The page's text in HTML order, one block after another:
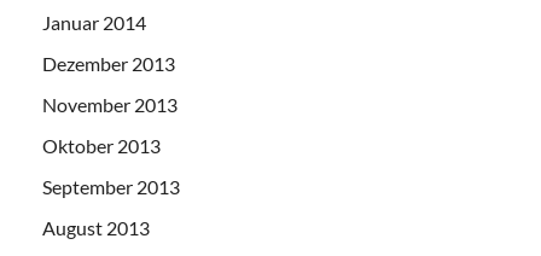
Januar 2014
Dezember 2013
November 2013
Oktober 2013
September 2013
August 2013